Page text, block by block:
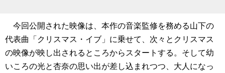
今回公開された映像は、本作の音楽監修を務める山下の
代表曲「クリスマス・イブ」に乗せて、次々とクリスマス
の映像が映し出されるところからスタートする。そして幼
いころの光と杏奈の思い出が差し込まれつつ、大人になっ